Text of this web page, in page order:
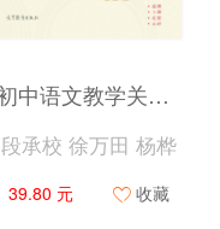
初中语文教学关键问题指导
段承校 徐万田 杨桦
39.80 元 收藏